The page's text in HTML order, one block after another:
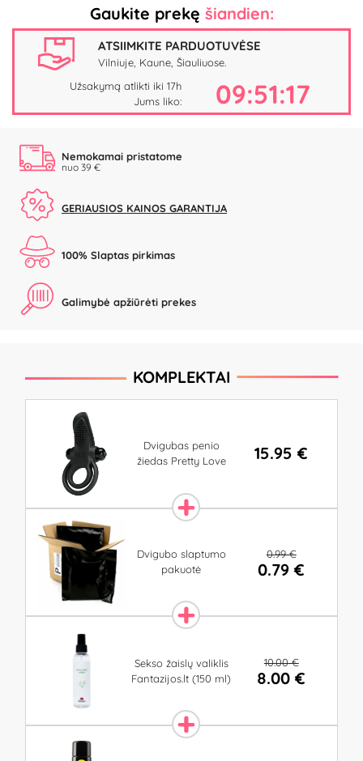
Gaukite prekę šiandien:
ATSIIMKITE PARDUOTUVĖSE
Vilniuje, Kaune, Šiauliuose.
Užsakymą atlikti iki 17h
Jums liko:
09:51:16
Nemokamai pristatome
nuo 39 €
GERIAUSIOS KAINOS GARANTIJA
100% Slaptas pirkimas
Galimybė apžiūrėti prekes
KOMPLEKTAI
Dvigubas penio
žiedas Pretty Love
15.95 €
Dvigubo slaptumo
pakuotė
0.99 €
0.79 €
Sekso žaislų valiklis
Fantazijos.lt (150 ml)
10.00 €
8.00 €